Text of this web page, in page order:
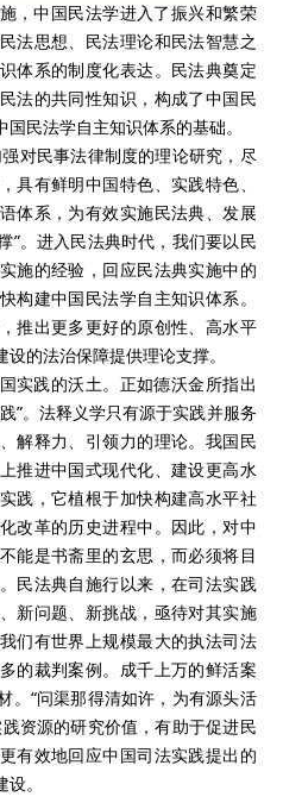
中国民法学进入了振兴和繁荣
法思想、民法理论和民法智慧之
体系的制度化表达。民法典奠定
法的共同性知识，构成了中国民
民法学自主知识体系的基础。
对民事法律制度的理论研究，尽
具有鲜明中国特色、实践特色、
体系，为有效实施民法典、发展
”。进入民法典时代，我们要以民
施的经验，回应民法典实施中的
构建中国民法学自主知识体系。
推出更多更好的原创性、高水平
的法治保障提供理论支撑。
践的沃土。正如德沃金所指出
”。法释义学只有源于实践并服务
解释力、引领力的理论。我国民
推进中国式现代化、建设更高水
践，它植根于加快构建高水平社
改革的历史进程中。因此，对中
能是书斋里的玄思，而必须将目
民法典自施行以来，在司法实践
新问题、新挑战，亟待对其实施
们有世界上规模最大的执法司法
的裁判案例。成千上万的鲜活案
。“问渠那得清如许，为有源头活
资源的研究价值，有助于促进民
有效地回应中国司法实践提出的
。